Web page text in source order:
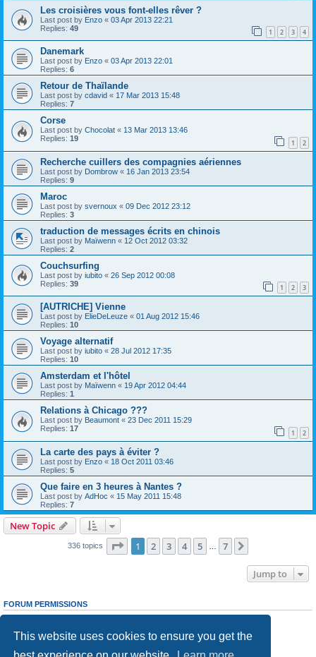
This website uses cookies to ensure you get the
Les croisières vous font-elles rêver ?
Last post by Enzo « 03 Apr 2013 22:21
Replies: 49 1 2 3 4
Danemark
Last post by Enzo « 03 Apr 2013 22:01
Replies: 6
Retour de Thaïlande
Last post by cdavid « 17 Mar 2013 15:48
Replies: 7
Corse
Last post by Chocolat « 13 Mar 2013 13:46
Replies: 19 1 2
Recherche cuillers des compagnies aériennes
Last post by Dombrow « 16 Jan 2013 23:54
Replies: 9
Maroc
Last post by svernoux « 09 Dec 2012 23:12
Replies: 3
traduction de messages écrits en chinois
Last post by Maïwenn « 12 Oct 2012 03:32
Replies: 2
Couchsurfing
Last post by iubito « 26 Sep 2012 00:08
Replies: 39 1 2 3
[AUTRICHE] Vienne
Last post by ElieDeLeuze « 01 Aug 2012 15:46
Replies: 10
Voyage alternatif
Last post by iubito « 28 Jul 2012 17:35
Replies: 10
Amsterdam et l'hôtel
Last post by Maïwenn « 19 Apr 2012 04:44
Replies: 1
Relations à Chicago ???
Last post by Beaumont « 23 Dec 2011 15:29
Replies: 17 1 2
La carte des pays à éviter ?
Last post by Enzo « 18 Oct 2011 03:46
Replies: 5
Que faire en 3 heures à Nantes ?
Last post by AdHoc « 15 May 2011 15:48
Replies: 7
New Topic
336 topics Page 1of 7
1 2 3 4 5 7
Jump to
FORUM PERMISSIONS
Youcannotpost new topics in this forum
cannotedit your posts in this forum